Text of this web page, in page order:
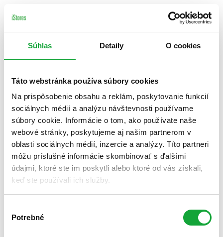
Súhlas Detaily O cookies
Táto webstránka používa súbory cookies
Na prispôsobenie obsahu a reklám, poskytovanie funkcií
sociálnych médií a analýzu návštevnosti používame
súbory cookie. Informácie o tom, ako používate naše
webové stránky, poskytujeme aj našim partnerom v
oblasti sociálnych médií, inzercie a analýzy. Títo partneri
môžu príslušné informácie skombinovať s ďalšími
údajmi, ktoré ste im poskytli alebo ktoré od vás získali,
keď ste používali ich služby.
súhlasu
Potrebné